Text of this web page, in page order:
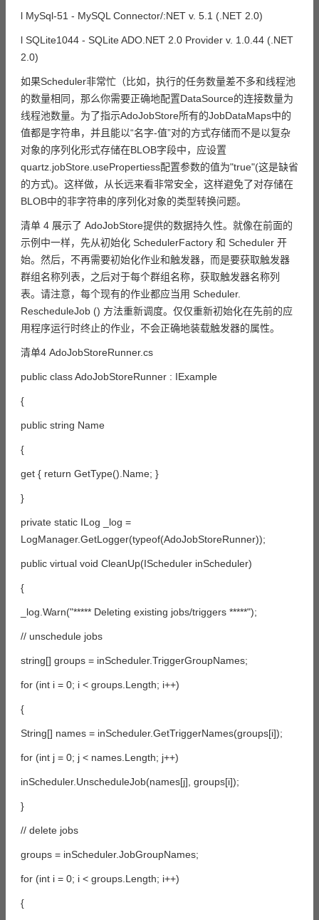
l MySql-51 - MySQL Connector/:NET v. 5.1 (.NET 2.0)
l SQLite1044 - SQLite ADO.NET 2.0 Provider v. 1.0.44 (.NET
2.0)
如果Scheduler非常忙（比如，执行的任务数量差不多和线程池
的数量相同，那么你需要正确地配置DataSource的连接数量为
线程池数量。为了指示AdoJobStore所有的JobDataMaps中的
值都是字符串，并且能以“名字-值”对的方式存储而不是以复杂
对象的序列化形式存储在BLOB字段中，应设置
quartz.jobStore.usePropertiess配置参数的值为"true"(这是缺省
的方式)。这样做，从长远来看非常安全，这样避免了对存储在
BLOB中的非字符串的序列化对象的类型转换问题。
清单 4 展示了 AdoJobStore提供的数据持久性。就像在前面的
示例中一样，先从初始化 SchedulerFactory 和 Scheduler 开
始。然后，不再需要初始化作业和触发器，而是要获取触发器
群组名称列表，之后对于每个群组名称，获取触发器名称列
表。请注意，每个现有的作业都应当用 Scheduler.
RescheduleJob () 方法重新调度。仅仅重新初始化在先前的应
用程序运行时终止的作业，不会正确地装载触发器的属性。
清单4 AdoJobStoreRunner.cs
public class AdoJobStoreRunner : IExample
{
public string Name
{
get { return GetType().Name; }
}
private static ILog _log =
LogManager.GetLogger(typeof(AdoJobStoreRunner));
public virtual void CleanUp(IScheduler inScheduler)
{
_log.Warn("***** Deleting existing jobs/triggers *****");
// unschedule jobs
string[] groups = inScheduler.TriggerGroupNames;
for (int i = 0; i < groups.Length; i++)
{
String[] names = inScheduler.GetTriggerNames(groups[i]);
for (int j = 0; j < names.Length; j++)
inScheduler.UnscheduleJob(names[j], groups[i]);
}
// delete jobs
groups = inScheduler.JobGroupNames;
for (int i = 0; i < groups.Length; i++)
{